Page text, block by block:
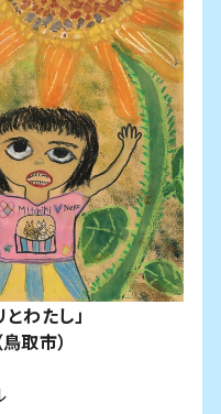
わたし」
取市）